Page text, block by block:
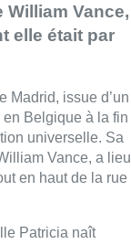
William Vance,
elle était par
Madrid, issue d’un
Belgique à la fin
universelle. Sa
Vance, a lieu
en haut de la rue
Patricia naît